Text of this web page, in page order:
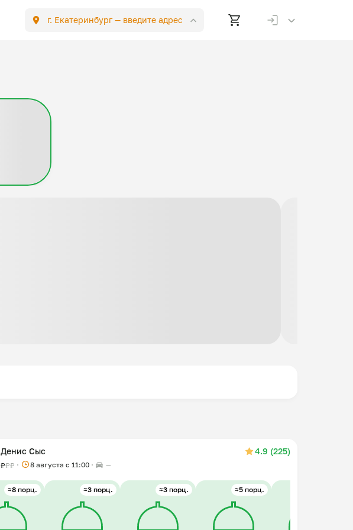
г. Екатеринбург — введите адрес
≈3 порц.
Денис Сыс 4.9 (225)
₽₽₽ 8 августа с 11:00 —
≈8 порц. ≈3 порц. ≈3 порц. ≈5 порц.